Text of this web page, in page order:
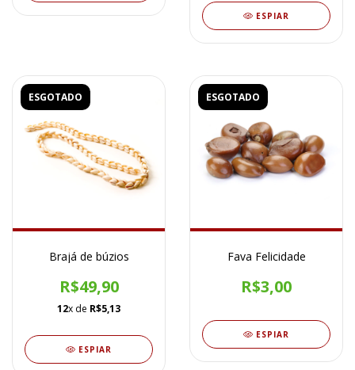
ESPIAR
ESGOTADO
Brajá de búzios
R$49,90
12x de R$5,13
ESPIAR
ESGOTADO
Fava Felicidade
R$3,00
ESPIAR